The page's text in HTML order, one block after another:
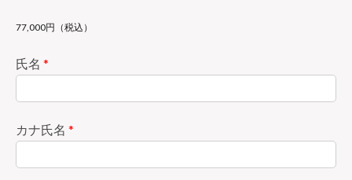
77,000円（税込）
氏名 *
カナ氏名 *